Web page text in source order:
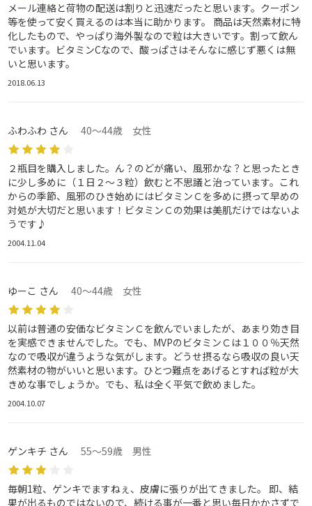
メール連絡と荷物の配送は割りと迅速だったと思います。クーポン
等を使って安く買えるのは本当に助かります。 商品は天然素材に特
化したもので、やっぱり海外製なので粒は大きいです。割って飲ん
でいます。ビタミンCなので、酸っぱさはそんなに感じず悪くは無
いと思います。
2018.06.13
ふわふわ さん 40～44歳 女性
２瓶目を購入しました。ん？のどが痛い、風邪かな？と思ったとき
に少し多めに（１日２～３粒）飲むと不思議と治っています。これ
からの季節、風邪のひき始めにはビタミンＣを多めに摂って早めの
対処が大切だと思います！ビタミンＣの効果は美肌だけではないよ
うです♪
2004.11.04
ゆーこ さん 40～44歳 女性
以前は普通の安価なビタミンＣを飲んでいましたが、あまり効き目
を実感できませんでした。でも、MVPのビタミンＣは１００％天然
なので吸収が違うような気がします。どうせ摂るなら吸収の良い天
然素材の物がいいと思います。ひとつ難点をあげるとすれば粒が大
きめな事でしょうか。でも、私は全く平気で飲めました。
2004.10.07
ゲンキチ さん 55～59歳 男性
毎朝1粒、ゲンキでますねぇ、皮膚に張りが出てきました。 即、結
果が出るものではないので、続ける事が一番と思い毎日かかさずで